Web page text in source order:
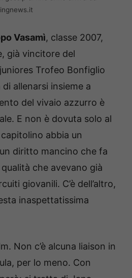
Vasamì, classe 2007,
già vincitore del
Trofeo Bonfiglio
allenarsi insieme a
del vivaio azzurro è
E non è dovuta solo al
abbia un
diritto mancino che fa
che avevano già
giovanili. C’è dell’altro,
inaspettatissima
Non c’è alcuna liaison in
per lo meno. Con